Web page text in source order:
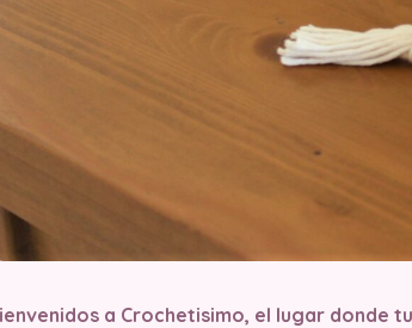
a Crochetisimo, el lugar donde